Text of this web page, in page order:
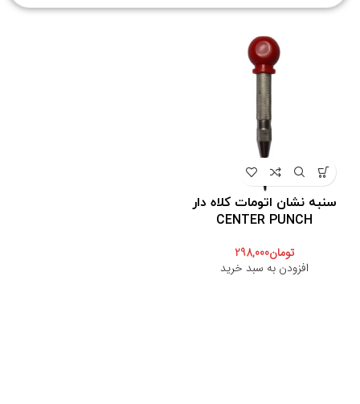
سنبه نشان اتومات کلاه دار
CENTER PUNCH
تومان298,000
افزودن به سبد خرید